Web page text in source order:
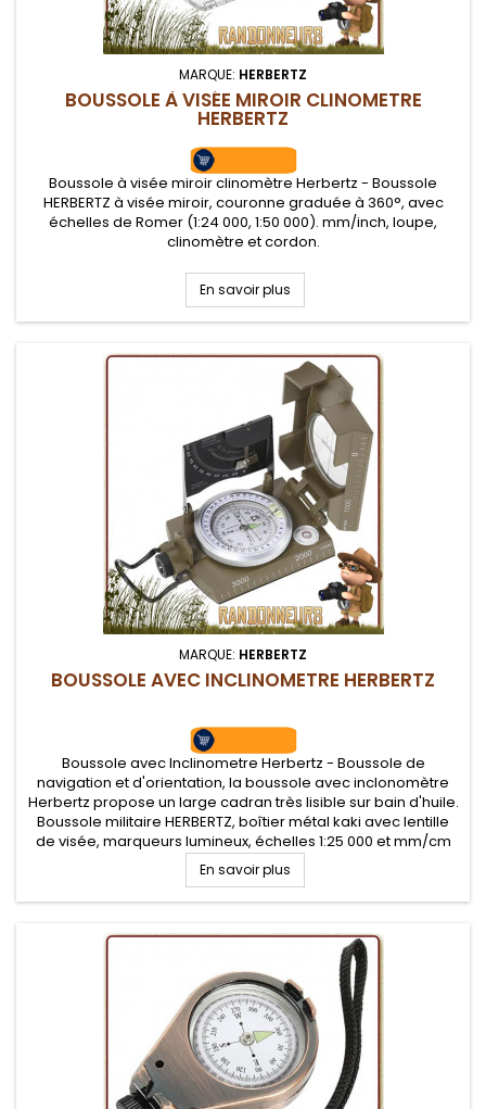
MARQUE: HERBERTZ
BOUSSOLE À VISÉE MIROIR CLINOMETRE
HERBERTZ
Boussole à visée miroir clinomètre Herbertz - Boussole
HERBERTZ à visée miroir, couronne graduée à 360°, avec
échelles de Romer (1:24 000, 1:50 000). mm/inch, loupe,
clinomètre et cordon.
En savoir plus
MARQUE: HERBERTZ
BOUSSOLE AVEC INCLINOMETRE HERBERTZ
Boussole avec Inclinometre Herbertz - Boussole de
navigation et d'orientation, la boussole avec inclonomètre
Herbertz propose un large cadran très lisible sur bain d'huile.
Boussole militaire HERBERTZ, boîtier métal kaki avec lentille
de visée, marqueurs lumineux, échelles 1:25 000 et mm/cm
sur les côtés du boîtier, niveau à bulle et clinomètre.
En savoir plus